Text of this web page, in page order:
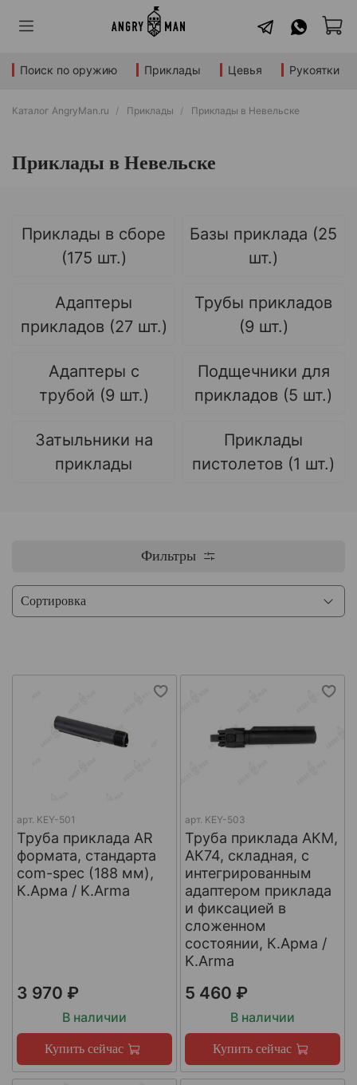
Поиск по оружию Приклады Цевья Рукоятки
Каталог AngryMan.ru Приклады Приклады в Невельске
Приклады в Невельске
Приклады в сборе
(175 шт.)
Базы приклада (25
шт.)
Адаптеры
прикладов (27 шт.)
Трубы прикладов
(9 шт.)
Адаптеры с
трубой (9 шт.)
Подщечники для
прикладов (5 шт.)
Затыльники на
приклады
Приклады
пистолетов (1 шт.)
Фильтры
арт. KEY-501
Труба приклада AR
формата, стандарта
com-spec (188 мм),
К.Арма / K.Arma
3 970 ₽
В наличии
Купить сейчас
арт. KEY-503
Труба приклада АКМ,
АК74, складная, с
интегрированным
адаптером приклада
и фиксацией в
сложенном
состоянии, К.Арма /
K.Arma
5 460 ₽
В наличии
Купить сейчас